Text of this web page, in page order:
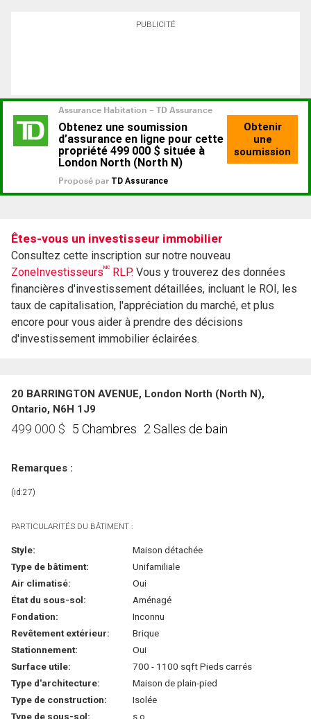
PUBLICITÉ
Êtes-vous un investisseur immobilier
Consultez cette inscription sur notre nouveau
ZoneInvestisseursMC RLP. Vous y trouverez des données
financières d'investissement détaillées, incluant le ROI, les
taux de capitalisation, l'appréciation du marché, et plus
encore pour vous aider à prendre des décisions
d'investissement immobilier éclairées.
20 BARRINGTON AVENUE, London North (North N),
Ontario, N6H 1J9
499 000 $ 5 Chambres 2 Salles de bain
Remarques :
(id:27)
PARTICULARITÉS DU BÂTIMENT :
Style:
Maison détachée
Type de bâtiment:
Unifamiliale
Air climatisé:
Oui
État du sous-sol:
Aménagé
Fondation:
Inconnu
Revêtement extérieur:
Brique
Stationnement:
Oui
Surface utile:
700 - 1100 sqft Pieds carrés
Type d'architecture:
Maison de plain-pied
Type de construction:
Isolée
Type de sous-sol:
s.o.